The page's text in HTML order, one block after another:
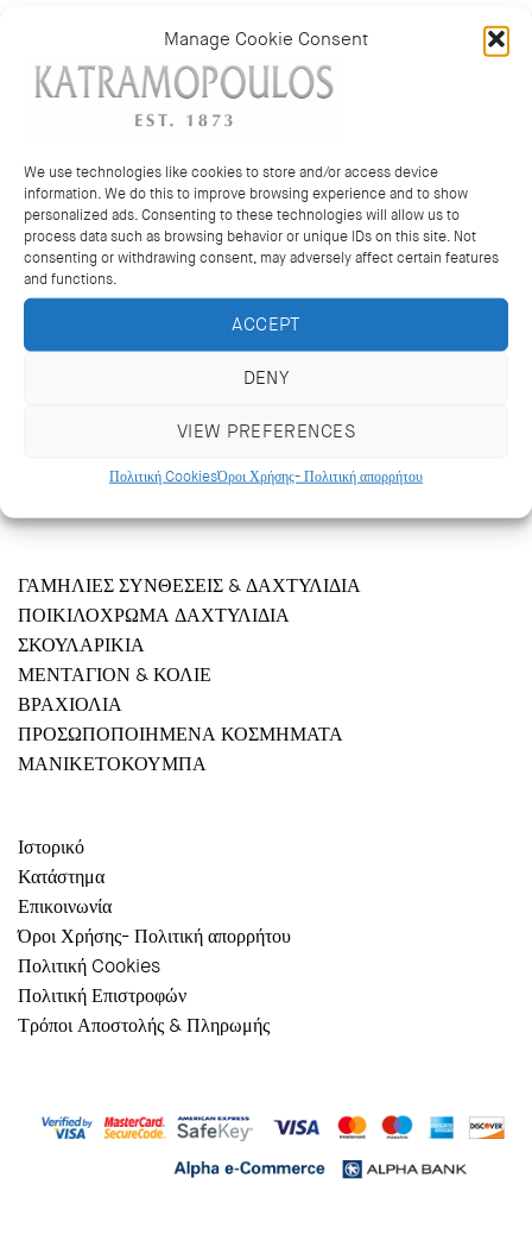
Manage Cookie Consent
We use technologies like cookies to store and/or access device
information. We do this to improve browsing experience and to show
personalized ads. Consenting to these technologies will allow us to
process data such as browsing behavior or unique IDs on this site. Not
consenting or withdrawing consent, may adversely affect certain features
and functions.
ACCEPT
DENY
VIEW PREFERENCES
Πολιτική CookiesΌροι Χρήσης- Πολιτική απορρήτου
Κατηγορία:ΣΚΟΥΛΑΡΙΚΙΑ
Κριεζώτου 14, Αθήνα 106 71
+302103627488, +302103629796
ΓΑΜΗΛΙΕΣ ΣΥΝΘΕΣΕΙΣ & ΔΑΧΤΥΛΙΔΙΑ
ΠΟΙΚΙΛΟΧΡΩΜΑ ΔΑΧΤΥΛΙΔΙΑ
ΣΚΟΥΛΑΡΙΚΙΑ
ΜΕΝΤΑΓΙΟΝ & ΚΟΛΙΕ
ΒΡΑΧΙΟΛΙΑ
ΠΡΟΣΩΠΟΠΟΙΗΜΕΝΑ ΚΟΣΜΗΜΑΤΑ
ΜΑΝΙΚΕΤΟΚΟΥΜΠΑ
Ιστορικό
Κατάστημα
Επικοινωνία
Όροι Χρήσης- Πολιτική απορρήτου
Πολιτική Cookies
Πολιτική Επιστροφών
Τρόποι Αποστολής & Πληρωμής